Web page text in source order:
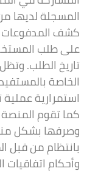
المسجلة لديها
كشف المدفوعات
تاريخ الطلب.
الخاصة
استمرارية
كما تقوم
وصرفها بشكل
بانتظام من قبل
وأحكام اتفاقيات